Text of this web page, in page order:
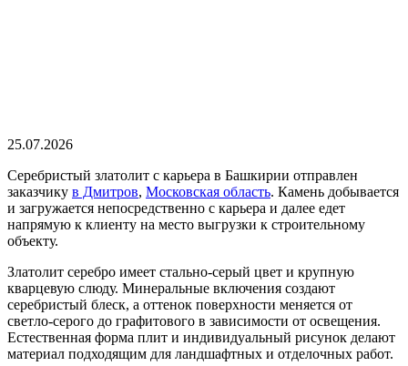
25.07.2026
Серебристый златолит с карьера в Башкирии отправлен
заказчику в Дмитров, Московская область. Камень добывается
и загружается непосредственно с карьера и далее едет
напрямую к клиенту на место выгрузки к строительному
объекту.
Златолит серебро имеет стально-серый цвет и крупную
кварцевую слюду. Минеральные включения создают
серебристый блеск, а оттенок поверхности меняется от
светло-серого до графитового в зависимости от освещения.
Естественная форма плит и индивидуальный рисунок делают
материал подходящим для ландшафтных и отделочных работ.